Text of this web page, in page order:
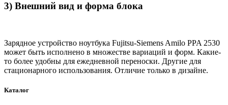
3) Внешний вид и форма блока
Зарядное устройство ноутбука Fujitsu-Siemens Amilo PPA 2530
может быть исполнено в множестве вариаций и форм. Какие-
то более удобны для ежедневной переноски. Другие для
стационарного использования. Отличие только в дизайне.
Каталог